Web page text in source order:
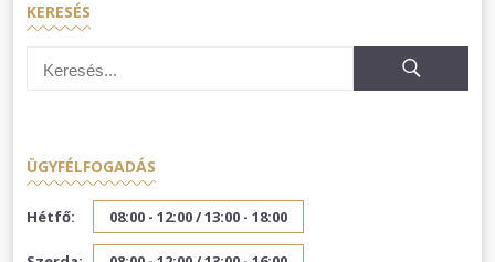
KERESÉS
ÜGYFÉLFOGADÁS
Hétfő: 08:00 - 12:00 /13:00 - 18:00